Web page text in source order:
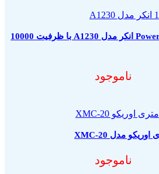
پاور بانک PowerCore II انکر مدل A1230 با ظرفیت 10000
ناموجود
ناموجود